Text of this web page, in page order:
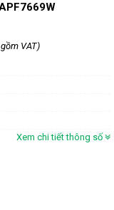
VAT)
Xem chi tiết thông số